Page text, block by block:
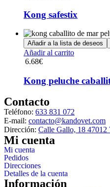
la
de
producto
múltiples
variantes.
Las
opciones
se
pueden
la
producto
Kong safestix
Añadir a la lista de deseos
Añadir al carrito
6.68€
Kong peluche
Contacto
Teléfono: 633 831 072
E-mail: contacto@kandovet.com
Dirección: Calle Gallo, 18 47012
Mi cuenta
Mi cuenta
Pedidos
Direcciones
Detalles de la cuenta
Información